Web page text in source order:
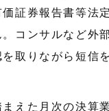
証券報告書等法
コンサルなど外
取りながら短信
えた月次の決算